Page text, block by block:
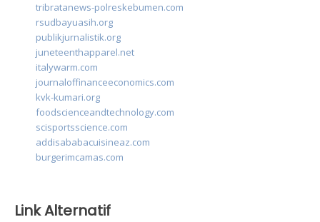
tribratanews-polreskebumen.com
rsudbayuasih.org
publikjurnalistik.org
juneteenthapparel.net
italywarm.com
journaloffinanceeconomics.com
kvk-kumari.org
foodscienceandtechnology.com
scisportsscience.com
addisababacuisineaz.com
burgerimcamas.com
Link Alternatif